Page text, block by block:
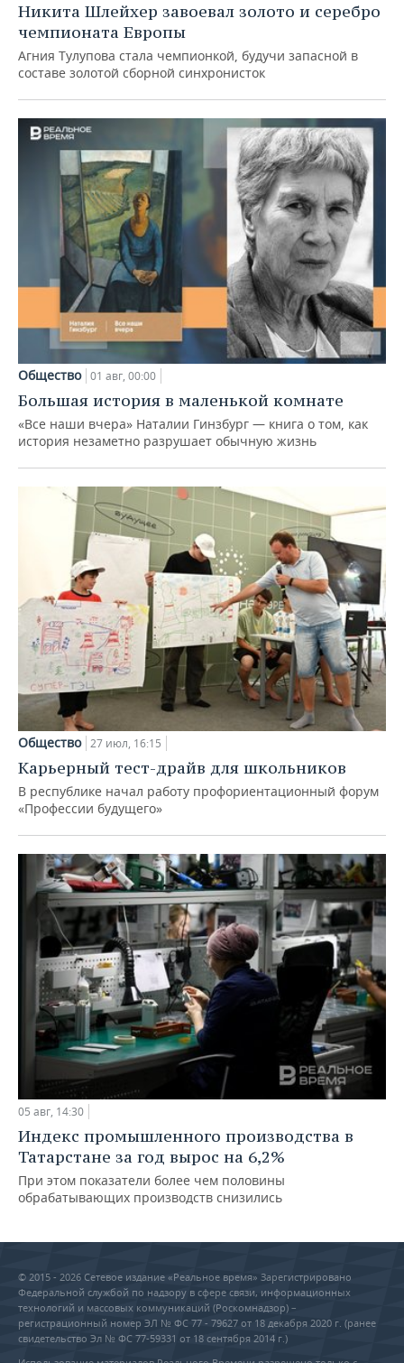
Никита Шлейхер завоевал золото и серебро
чемпионата Европы
Агния Тулупова стала чемпионкой, будучи запасной в
составе золотой сборной синхронисток
Общество 01 авг, 00:00
Большая история в маленькой комнате
«Все наши вчера» Наталии Гинзбург — книга о том, как
история незаметно разрушает обычную жизнь
Общество 27 июл, 16:15
Карьерный тест-драйв для школьников
В республике начал работу профориентационный форум
«Профессии будущего»
05 авг, 14:30
Индекс промышленного производства в
Татарстане за год вырос на 6,2%
При этом показатели более чем половины
обрабатывающих производств снизились
© 2015 - 2026 Сетевое издание «Реальное время» Зарегистрировано
Федеральной службой по надзору в сфере связи, информационных
технологий и массовых коммуникаций (Роскомнадзор) –
регистрационный номер ЭЛ № ФС 77 - 79627 от 18 декабря 2020 г. (ранее
свидетельство Эл № ФС 77-59331 от 18 сентября 2014 г.)